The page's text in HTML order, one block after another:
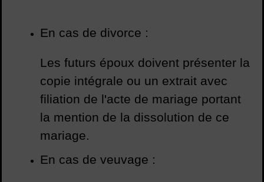
En cas de divorce :
Les futurs époux doivent présenter la
copie intégrale ou un extrait avec
filiation de l'acte de mariage portant
la mention de la dissolution de ce
mariage.
En cas de veuvage :